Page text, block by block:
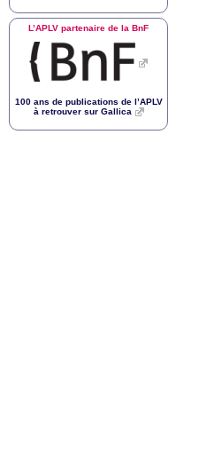
L’APLV partenaire de la BnF
100 ans de publications de l’APLV
à retrouver sur Gallica